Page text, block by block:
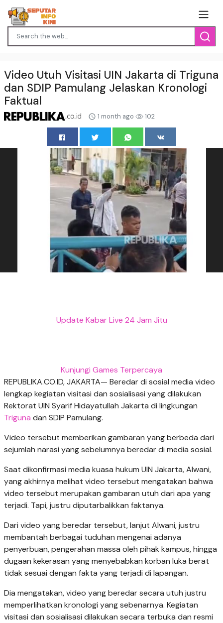
Video Utuh Visitasi UIN Jakarta di Triguna
dan SDIP Pamulang Jelaskan Kronologi
Faktual
1 month ago 102
Update Kabar Live 24 Jam Jitu
Kunjungi Games Terpercaya
REPUBLIKA.CO.ID, JAKARTA— Beredar di sosial media video
lengkap kegiatan visitasi dan sosialisasi yang dilakukan
Rektorat UIN Syarif Hidayatullah Jakarta di lingkungan
Triguna dan SDIP Pamulang.
Video tersebut memberikan gambaran yang berbeda dari
sejumlah narasi yang sebelumnya beredar di media sosial.
Saat dikonfirmasi media kuasa hukum UIN Jakarta, Alwani,
yang akhirnya melihat video tersebut mengatakan bahwa
video tersebut merupakan gambaran utuh dari apa yang
terjadi. Tapi, justru diputarbalikkan faktanya.
Dari video yang beredar tersebut, lanjut Alwani, justru
membantah berbagai tuduhan mengenai adanya
penyerbuan, pengerahan massa oleh pihak kampus, hingga
dugaan kekerasan yang menyebabkan korban luka berat
tidak sesuai dengan fakta yang terjadi di lapangan.
Dia mengatakan, video yang beredar secara utuh justru
memperlihatkan kronologi yang sebenarnya. Kegiatan
visitasi dan sosialisasi dilakukan secara terbuka dan resmi